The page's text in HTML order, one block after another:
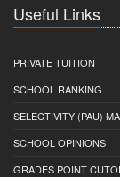
Useful Links
PRIVATE TUITION
SCHOOL RANKING
SELECTIVITY (PAU)
SCHOOL OPINIONS
GRADES POINT